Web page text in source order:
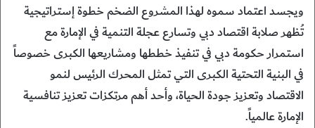
ويجسد اعتماد سموه لهذا المشروع الضخم خطوة إستراتيجية
تُظهر صلابة اقتصاد دبي وتسارع عجلة التنمية في الإمارة مع
استمرار حكومة دبي في تنفيذ خططها ومشاريعها الكبرى خصوصاً
في البنية التحتية الكبرى التي تمثل المحرك الرئيس لنمو
الاقتصاد وتعزيز جودة الحياة، وأحد أهم مرتكزات تعزيز تنافسية
الإمارة عالمياً.